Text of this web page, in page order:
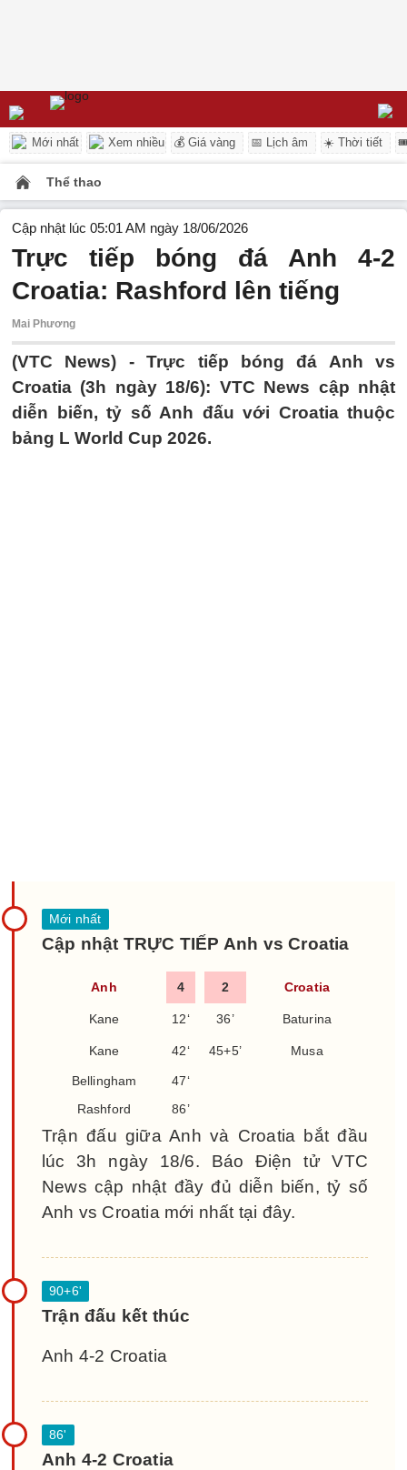
Mới nhất Xem nhiều 💰 Giá vàng 📅 Lịch âm ☀️ Thời tiết
Thể thao
Cập nhật lúc 05:01 AM ngày 18/06/2026
Trực tiếp bóng đá Anh 4-2
Croatia: Rashford lên tiếng
Mai Phương
(VTC News) -Trực tiếp bóng đá Anh vs
Croatia (3h ngày 18/6): VTC News cập nhật
diễn biến, tỷ số Anh đấu với Croatia thuộc
bảng L World Cup 2026.
Cập nhật TRỰC TIẾP Anh vs Croatia
Anh 4 2 Croatia
Kane 12‘ 36’ Baturina
Kane 42‘ 45+5’ Musa
Bellingham
47‘
Rashford
86’
Trận đấu giữa Anh và Croatia bắt đầu
lúc 3h ngày 18/6. Báo Điện tử VTC
News cập nhật đầy đủ diễn biến, tỷ số
Anh vs Croatia mới nhất tại đây.
Trận đấu kết thúc
Anh 4-2 Croatia
Anh 4-2 Croatia